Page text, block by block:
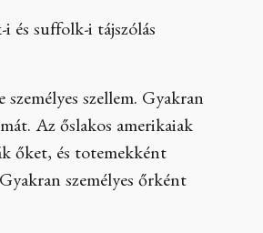
és suffolk-i tájszólás
személyes szellem. Gyakran
Az őslakos amerikaiak
őket, és totemekként
személyes őrként